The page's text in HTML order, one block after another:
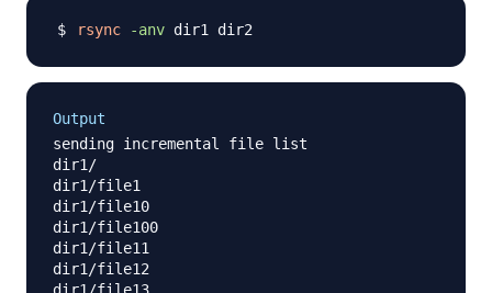
rsync -anv
Output
sending incremental file list
dir1/
dir1/file1
dir1/file10
dir1/file100
dir1/file11
dir1/file12